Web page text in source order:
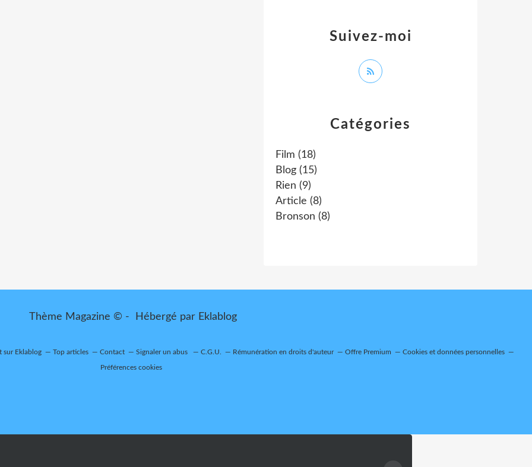
Catégories
Film (18)
Blog (15)
Rien (9)
Article (8)
Bronson (8)
Suivez-moi
Thème Magazine © - Hébergé par Eklablog
sur Eklablog Top articles Contact Signaler un abus C.G.U. Rémunération en droits d'auteur Offre Premium Cookies et données personnelles
Préférences cookies